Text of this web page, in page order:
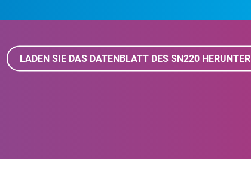
LADEN SIE DAS DATENBLATT DES SN220 HERUNTER